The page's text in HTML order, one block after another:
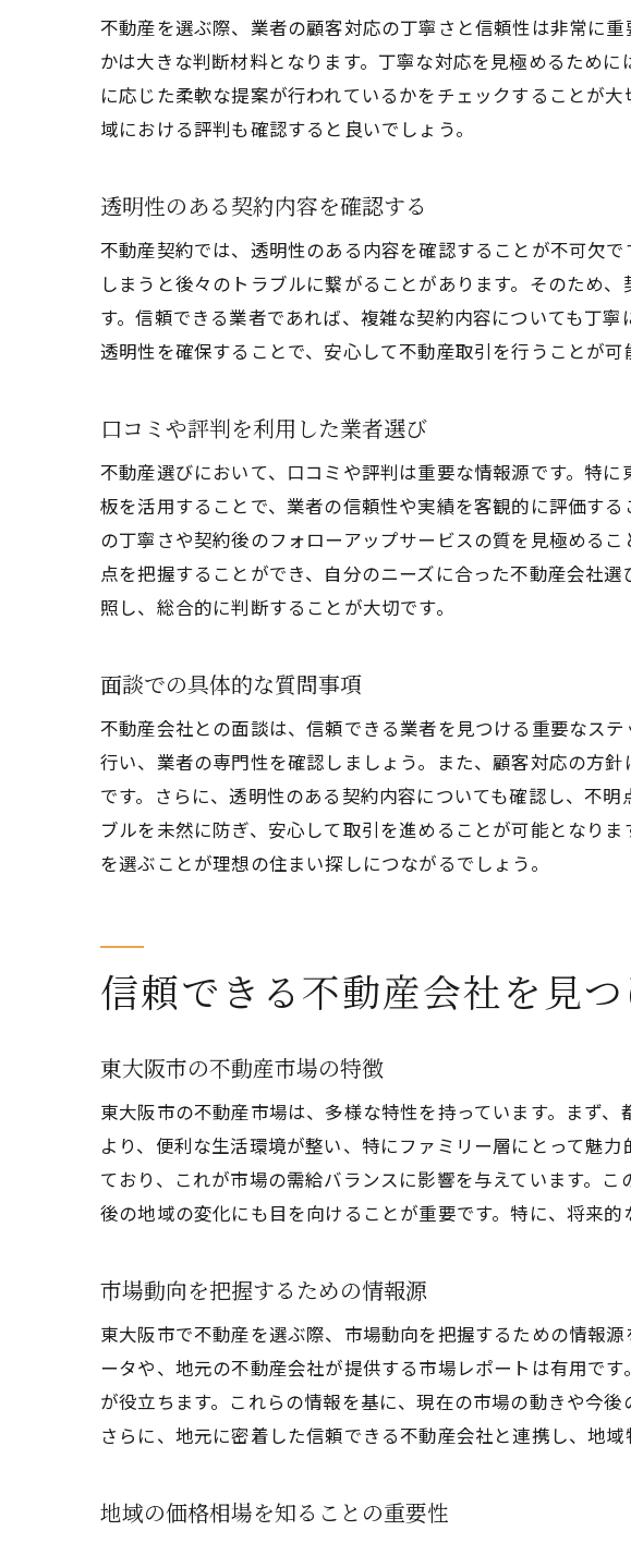
東大阪市の人
環境要因と不動
初めての方で
顧客の立場に
トラブル対応の
東大阪市で成功す
不動産選びで優
事前準備で賢
成功体験を生
東大阪市で不動産
初めての購入
価格交渉で有
購入過程で気を
購入後のアフ
業者の提案力を
提案内容の柔軟
顧客満足度を
情報提供の質
不動産を選ぶ際、業者の顧客対応の丁寧さと信頼性は非常に
かは大きな判断材料となります。丁寧な対応を見極めるため
に応じた柔軟な提案が行われているかをチェックすることが
域における評判も確認すると良いでしょう。
透明性のある契約内容を確認する
不動産契約では、透明性のある内容を確認することが不可欠
しまうと後々のトラブルに繋がることがあります。そのため
す。信頼できる業者であれば、複雑な契約内容についても丁
透明性を確保することで、安心して不動産取引を行うことが可
口コミや評判を利用した業者選び
不動産選びにおいて、口コミや評判は重要な情報源です。特
板を活用することで、業者の信頼性や実績を客観的に評価す
の丁寧さや契約後のフォローアップサービスの質を見極める
点を把握することができ、自分のニーズに合った不動産会社
照し、総合的に判断することが大切です。
面談での具体的な質問事項
不動産会社との面談は、信頼できる業者を見つける重要なス
行い、業者の専門性を確認しましょう。また、顧客対応の方
です。さらに、透明性のある契約内容についても確認し、不
ブルを未然に防ぎ、安心して取引を進めることが可能となり
を選ぶことが理想の住まい探しにつながるでしょう。
信頼できる不動産会社を見
東大阪市の不動産市場の特徴
東大阪市の不動産市場は、多様な特性を持っています。まず
より、便利な生活環境が整い、特にファミリー層にとって魅
ており、これが市場の需給バランスに影響を与えています。
後の地域の変化にも目を向けることが重要です。特に、将来
市場動向を把握するための情報源
東大阪市で不動産を選ぶ際、市場動向を把握するための情報
ータや、地元の不動産会社が提供する市場レポートは有用で
が役立ちます。これらの情報を基に、現在の市場の動きや今
さらに、地元に密着した信頼できる不動産会社と連携し、地
地域の価格相場を知ることの重要性